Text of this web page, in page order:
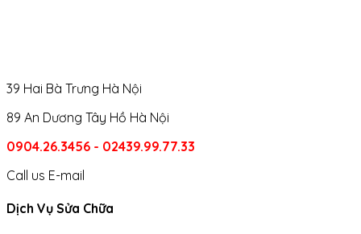
39 Hai Bà Trưng Hà Nội
89 An Dương Tây Hồ Hà Nội
0904.26.3456 - 02439.99.77.33
Call us E-mail
Dịch Vụ Sửa Chữa